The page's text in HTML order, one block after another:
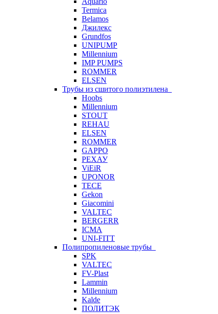
Termica
Belamos
Джилекс
Grundfos
UNIPUMP
Millennium
IMP PUMPS
ROMMER
ELSEN
Трубы из сшитого полиэтилена
Hoobs
Millennium
STOUT
REHAU
ELSEN
ROMMER
GAPPO
РЕХАУ
ViEiR
UPONOR
TECE
Gekon
Giacomini
VALTEC
BERGERR
ICMA
UNI-FITT
Полипропиленовые трубы
SPK
VALTEC
FV-Plast
Lammin
Millennium
Kalde
ПОЛИТЭК